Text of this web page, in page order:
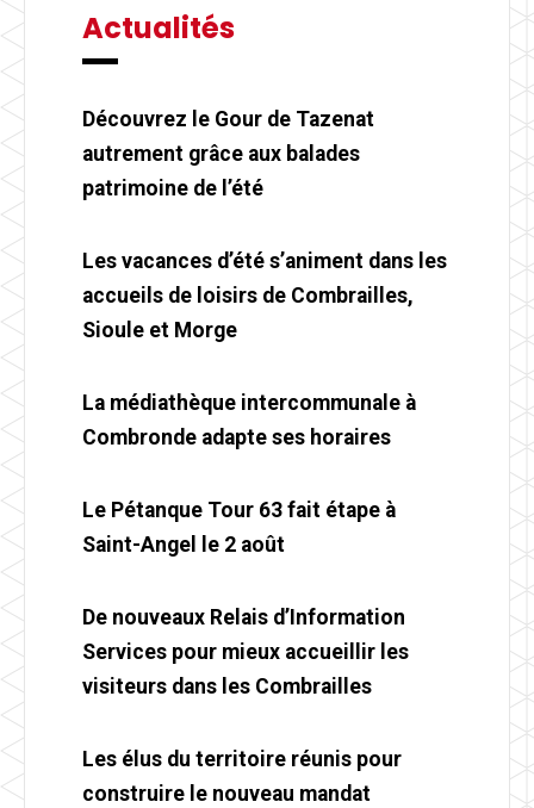
Actualités
Découvrez le Gour de Tazenat
autrement grâce aux balades
patrimoine de l’été
Les vacances d’été s’animent dans les
accueils de loisirs de Combrailles,
Sioule et Morge
La médiathèque intercommunale à
Combronde adapte ses horaires
Le Pétanque Tour 63 fait étape à
Saint-Angel le 2 août
De nouveaux Relais d’Information
Services pour mieux accueillir les
visiteurs dans les Combrailles
Les élus du territoire réunis pour
construire le nouveau mandat